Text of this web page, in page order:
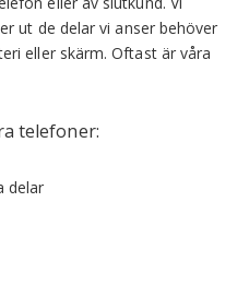
ut de delar vi anser behöver
eller skärm. Oftast är våra
telefoner:
delar